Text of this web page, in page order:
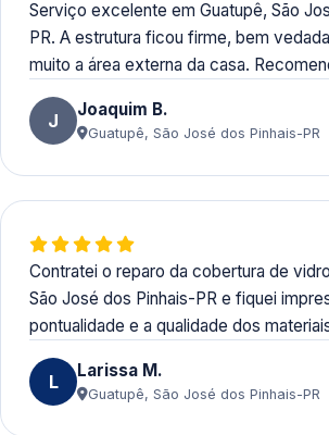
Serviço excelente em Guatupê, São
PR. A estrutura ficou firme, bem
muito a área externa da casa.
J Joaquim B.
Guatupê, São José dos Pinhais-PR
Contratei o reparo da cobertura de
São José dos Pinhais-PR e fiquei
pontualidade e a qualidade dos
L Larissa M.
Guatupê, São José dos Pinhais-PR